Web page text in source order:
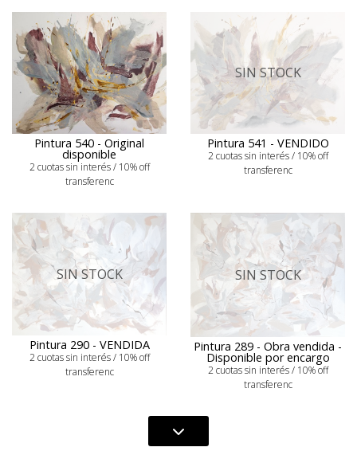
Pintura 540 - Original
disponible
2 cuotas sin interés / 10% off
transferenc
SIN STOCK
Pintura 541 - VENDIDO
2 cuotas sin interés / 10% off
transferenc
SIN STOCK
Pintura 290 - VENDIDA
2 cuotas sin interés / 10% off
transferenc
SIN STOCK
Pintura 289 - Obra vendida -
Disponible por encargo
2 cuotas sin interés / 10% off
transferenc